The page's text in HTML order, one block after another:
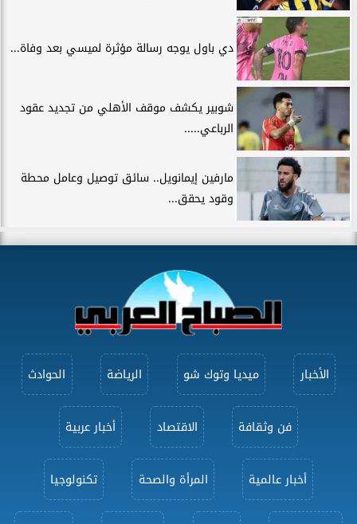
دي باول يوجه رسالة مؤثرة لميسي بعد وفاة...
شوبير يكشف موقف الأهلي من تجديد عقود
الرباعي.....
مارفين إيمانويل.. سائق توصيل وعامل محطة
وقود يحقق...
الأخبار ميديا وتوك شو الرياضة الحوادث
فن وثقافة الاقتصاد أخبار عربية
أخبار عالمية المرأة والصحة تكنولوجيا